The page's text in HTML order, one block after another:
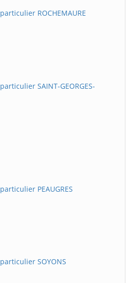
ROCHEMAURE
SAINT-GEORGES-
PEAUGRES
SOYONS